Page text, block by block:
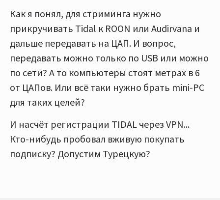
Как я понял, для стриминга нужно
прикручивать Tidal к ROON или Audirvana и
дальше передавать на ЦАП. И вопрос,
передавать можно только по USB или можно
по сети? А то компьютеры стоят метрах в 6
от ЦАПов. Или всё таки нужно брать mini-PC
для таких целей?
И насчёт регистрации TIDAL через VPN...
Кто-нибудь пробовал вживую покупать
подписку? Допустим Турецкую?